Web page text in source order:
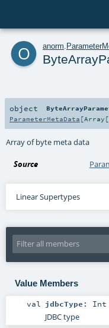
o anorm
object
ParameterMetaData [Array [
Array of byte meta data
Source
Linear Supertypes
Value Members
val jdbcType : Int
JDBC type